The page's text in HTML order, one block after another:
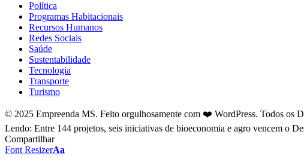
Política
Programas Habitacionais
Recursos Humanos
Redes Sociais
Saúde
Sustentabilidade
Tecnologia
Transporte
Turismo
© 2025 Empreenda MS. Feito orgulhosamente com ❤️ WordPress. Todos os
Lendo: Entre 144 projetos, seis iniciativas de bioeconomia e agro vencem o
Compartilhar
Font ResizerAa